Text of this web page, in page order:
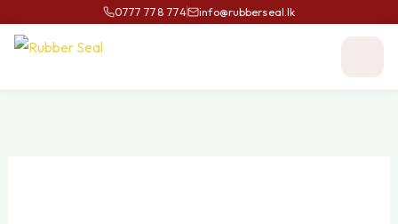
0777 778 774 info@rubberseal.lk